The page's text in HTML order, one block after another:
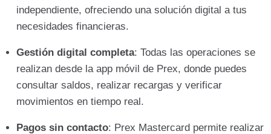
independiente, ofreciendo una solución digital a tus
necesidades financieras.
Gestión digital completa: Todas las operaciones se
realizan desde la app móvil de Prex, donde puedes
consultar saldos, realizar recargas y verificar
movimientos en tiempo real.
Pagos sin contacto: Prex Mastercard permite realizar